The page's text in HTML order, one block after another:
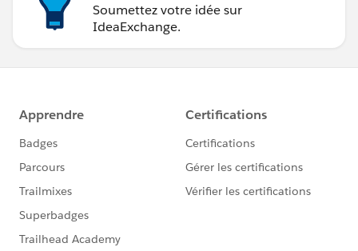
Soumettez votre idée sur
IdeaExchange.